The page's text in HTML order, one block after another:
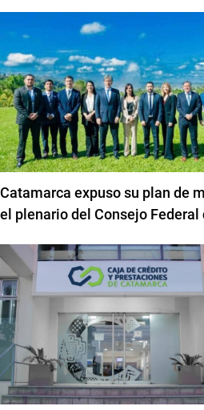
Catamarca expuso su plan de
el plenario del Consejo